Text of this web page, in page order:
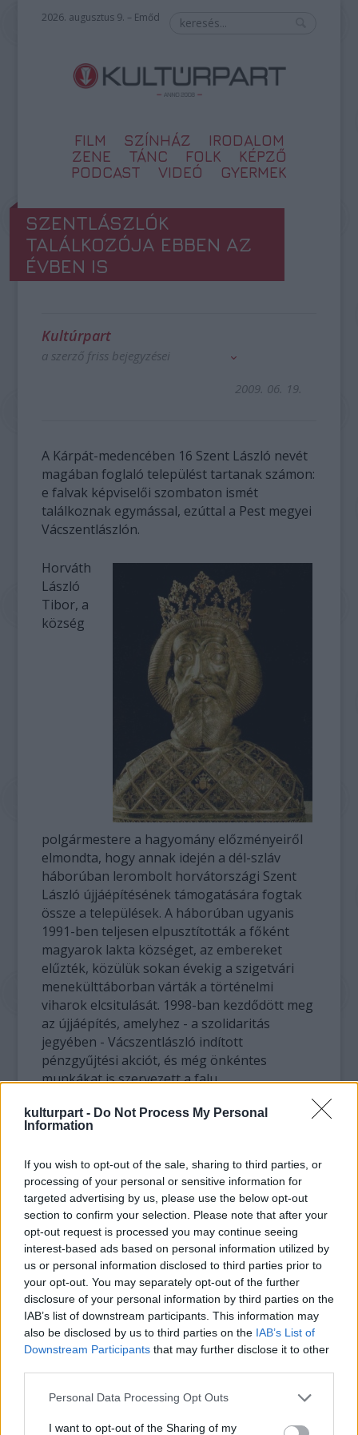
kulturpart - Do Not Process My Personal
Information
If you wish to opt-out of the sale, sharing to third parties, or
processing of your personal or sensitive information for
targeted advertising by us, please use the below opt-out
section to confirm your selection. Please note that after your
opt-out request is processed you may continue seeing
interest-based ads based on personal information utilized by
us or personal information disclosed to third parties prior to
your opt-out. You may separately opt-out of the further
disclosure of your personal information by third parties on the
IAB’s list of downstream participants. This information may
also be disclosed by us to third parties on the IAB’s List of
Downstream Participants that may further disclose it to other
Please note that this website/app uses one or more Google
not limited to your visit or usage behaviour. You may click to
Personal Data Processing Opt Outs
I want to opt-out of the Sharing of my
2026. augusztus 9. – Emőd
FILM SZÍNHÁZ
IRODALOM
ZENE
TÁNC FOLK
KÉPZŐ
PODCAST
VIDEÓ GYERMEK
SZENTLÁSZLÓK
TALÁLKOZÓJA EBBEN AZ
ÉVBEN IS
Kultúrpart
a szerző friss bejegyzései
2009. 06. 19.
A Kárpát-medencében 16 Szent László nevét
magában foglaló települést tartanak számon:
e falvak képviselői szombaton ismét
találkoznak egymással, ezúttal a Pest megyei
Vácszentlászlón.
Horváth
László
Tibor, a
község
polgármestere a hagyomány előzményeiről
elmondta, hogy annak idején a dél-szláv
háborúban lerombolt horvátországi Szent
László újjáépítésének támogatására fogtak
össze a települések. A háborúban ugyanis
1991-ben teljesen elpusztították a főként
magyarok lakta községet, az embereket
elűzték, közülük sokan évekig a szigetvári
menekülttáborban várták a történelmi
viharok elcsitulását. 1998-ban kezdődött meg
az újjáépítés, amelyhez - a szolidaritás
jegyében - Vácszentlászló indított
pénzgyűjtési akciót, és még önkéntes
munkákat is szervezett a falu
Azóta Szent László ismét felvirágzott, több
az iskola is benépesült - tette hozzá a
polgármester.
Első alkalommal 1996-ban találkoztak
Vácszentlászlón az azóta a Szent László
Települések Baráti Szövetségébe tömörült
községek. Évente mindig más-más faluban
rendezik meg a barátságot ápoló eseményt,
az idén ismét Vácszentlászlón a sor. Az
ünnepre a határon túli falvakból többi között
Tordaszentlászlóról és
Homoródszentlászlóról is várnak
vendégeket.
parkban a híres lovagkirály három méter